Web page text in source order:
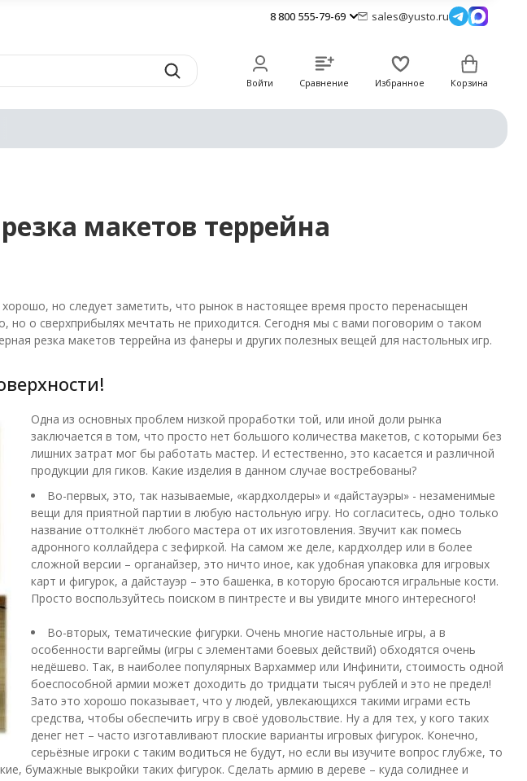
8 800 555-79-69 sales@yusto.ru
Войти Сравнение Избранное Корзина
макетов террейна
но следует заметить, что рынок в настоящее время просто перенасыщен
о сверхприбылях мечтать не приходится. Сегодня мы с вами поговорим о таком
резка макетов террейна из фанеры и других полезных вещей для настольных игр.
Одна из основных проблем низкой проработки той, или иной доли рынка
заключается в том, что просто нет большого количества макетов, с которыми без
лишних затрат мог бы работать мастер. И естественно, это касается и различной
продукции для гиков. Какие изделия в данном случае востребованы?
Во-первых, это, так называемые, «кардхолдеры» и «дайстауэры» - незаменимые
вещи для приятной партии в любую настольную игру. Но согласитесь, одно только
название оттолкнёт любого мастера от их изготовления. Звучит как помесь
адронного коллайдера с зефиркой. На самом же деле, кардхолдер или в более
сложной версии – органайзер, это ничто иное, как удобная упаковка для игровых
карт и фигурок, а дайстауэр – это башенка, в которую бросаются игральные кости.
Просто воспользуйтесь поиском в пинтресте и вы увидите много интересного!
Во-вторых, тематические фигурки. Очень многие настольные игры, а в
особенности варгеймы (игры с элементами боевых действий) обходятся очень
недёшево. Так, в наиболее популярных Вархаммер или Инфинити, стоимость одной
боеспособной армии может доходить до тридцати тысяч рублей и это не предел!
Зато это хорошо показывает, что у людей, увлекающихся такими играми есть
средства, чтобы обеспечить игру в своё удовольствие. Ну а для тех, у кого таких
денег нет – часто изготавливают плоские варианты игровых фигурок. Конечно,
серьёзные игроки с таким водиться не будут, но если вы изучите вопрос глубже, то
бумажные выкройки таких фигурок. Сделать армию в дереве – куда солиднее и